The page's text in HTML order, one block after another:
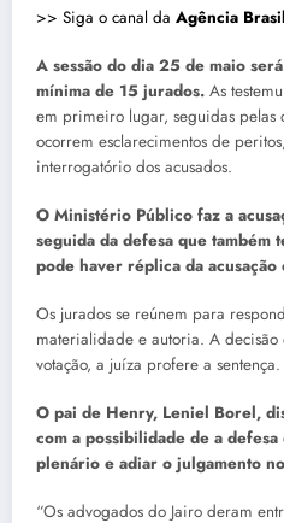
>> Siga o canal da Agência Brasil
A sessão do dia 25 de maio
mínima de 15 jurados. As
em primeiro lugar, seguidas pelas
ocorrem esclarecimentos de
interrogatório dos acusados.
O Ministério Público faz a
seguida da defesa que também
pode haver réplica da
Os jurados se reúnem para
materialidade e autoria. A
votação, a juíza profere a sentença.
O pai de Henry, Leniel Borel,
com a possibilidade de a
plenário e adiar o julgamento
“Os advogados do Jairo deram